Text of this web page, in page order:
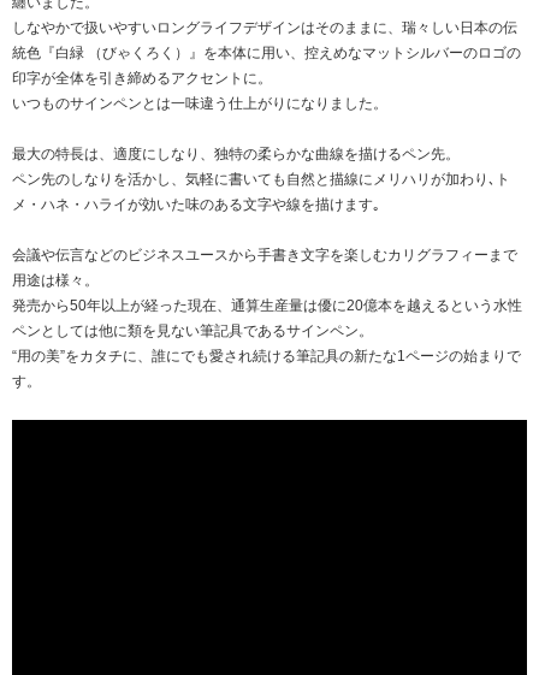
しなやかで扱いやすいロングライフデザインはそのままに、瑞々しい日本の伝
統色『白緑 （びゃくろく）』を本体に用い、控えめなマットシルバーのロゴの
印字が全体を引き締めるアクセントに。
いつものサインペンとは一味違う仕上がりになりました。
最大の特長は、適度にしなり、独特の柔らかな曲線を描けるペン先。
ペン先のしなりを活かし、気軽に書いても自然と描線にメリハリが加わり､ト
メ・ハネ・ハライが効いた味のある文字や線を描けます｡
会議や伝言などのビジネスユースから手書き文字を楽しむカリグラフィーまで
用途は様々。
発売から50年以上が経った現在、通算生産量は優に20億本を越えるという水性
ペンとしては他に類を見ない筆記具であるサインペン。
“用の美”をカタチに、誰にでも愛され続ける筆記具の新たな1ページの始まりで
す。